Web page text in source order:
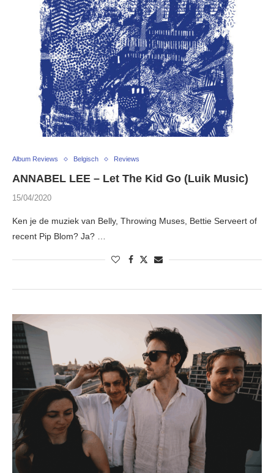
Album Reviews Belgisch Reviews
ANNABEL LEE – Let The Kid Go (Luik Music)
15/04/2020
Ken je de muziek van Belly, Throwing Muses, Bettie Serveert of
recent Pip Blom? Ja? …